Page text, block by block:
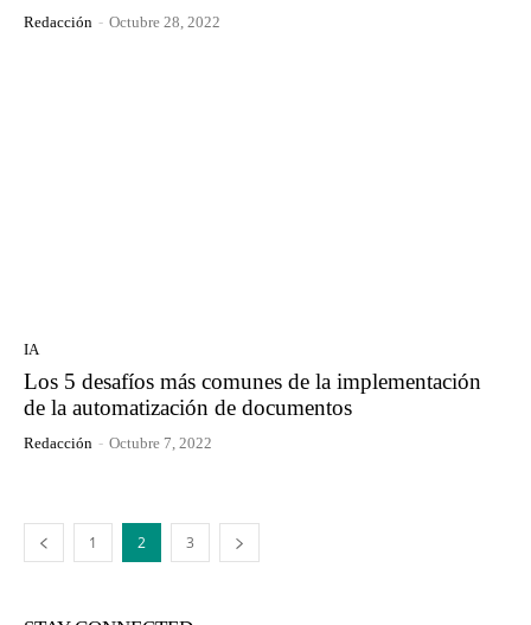
Redacción - Octubre 28, 2022
IA
Los 5 desafíos más comunes de la implementación
de la automatización de documentos
Redacción - Octubre 7, 2022
1 2 3